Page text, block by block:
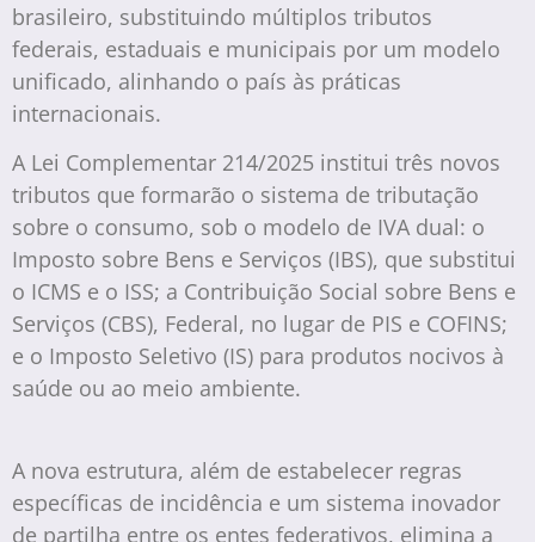
brasileiro, substituindo múltiplos tributos
federais, estaduais e municipais por um modelo
unificado, alinhando o país às práticas
internacionais.
A Lei Complementar 214/2025 institui três novos
tributos que formarão o sistema de tributação
sobre o consumo, sob o modelo de IVA dual: o
Imposto sobre Bens e Serviços (IBS), que substitui
o ICMS e o ISS; a Contribuição Social sobre Bens e
Serviços (CBS), Federal, no lugar de PIS e COFINS;
e o Imposto Seletivo (IS) para produtos nocivos à
saúde ou ao meio ambiente.
A nova estrutura, além de estabelecer regras
específicas de incidência e um sistema inovador
de partilha entre os entes federativos, elimina a